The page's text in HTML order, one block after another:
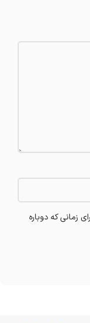
زمانی که دوباره